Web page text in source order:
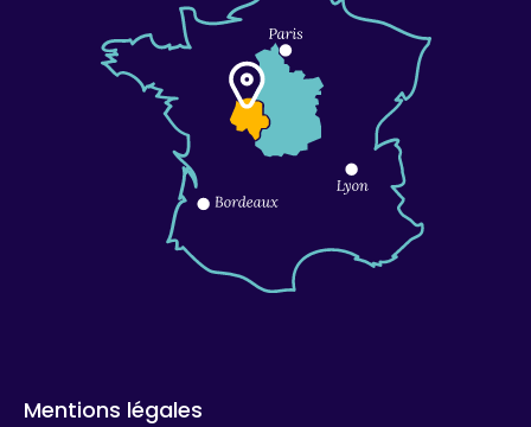
Mentions légales